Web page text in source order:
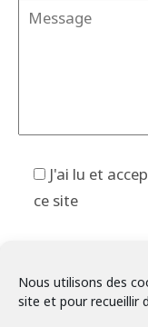
Nous utilisons des
site et pour recueillir
J'ai lu et
ce site
Veuillez